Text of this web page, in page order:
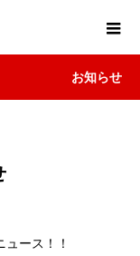
お知らせ
ース！！